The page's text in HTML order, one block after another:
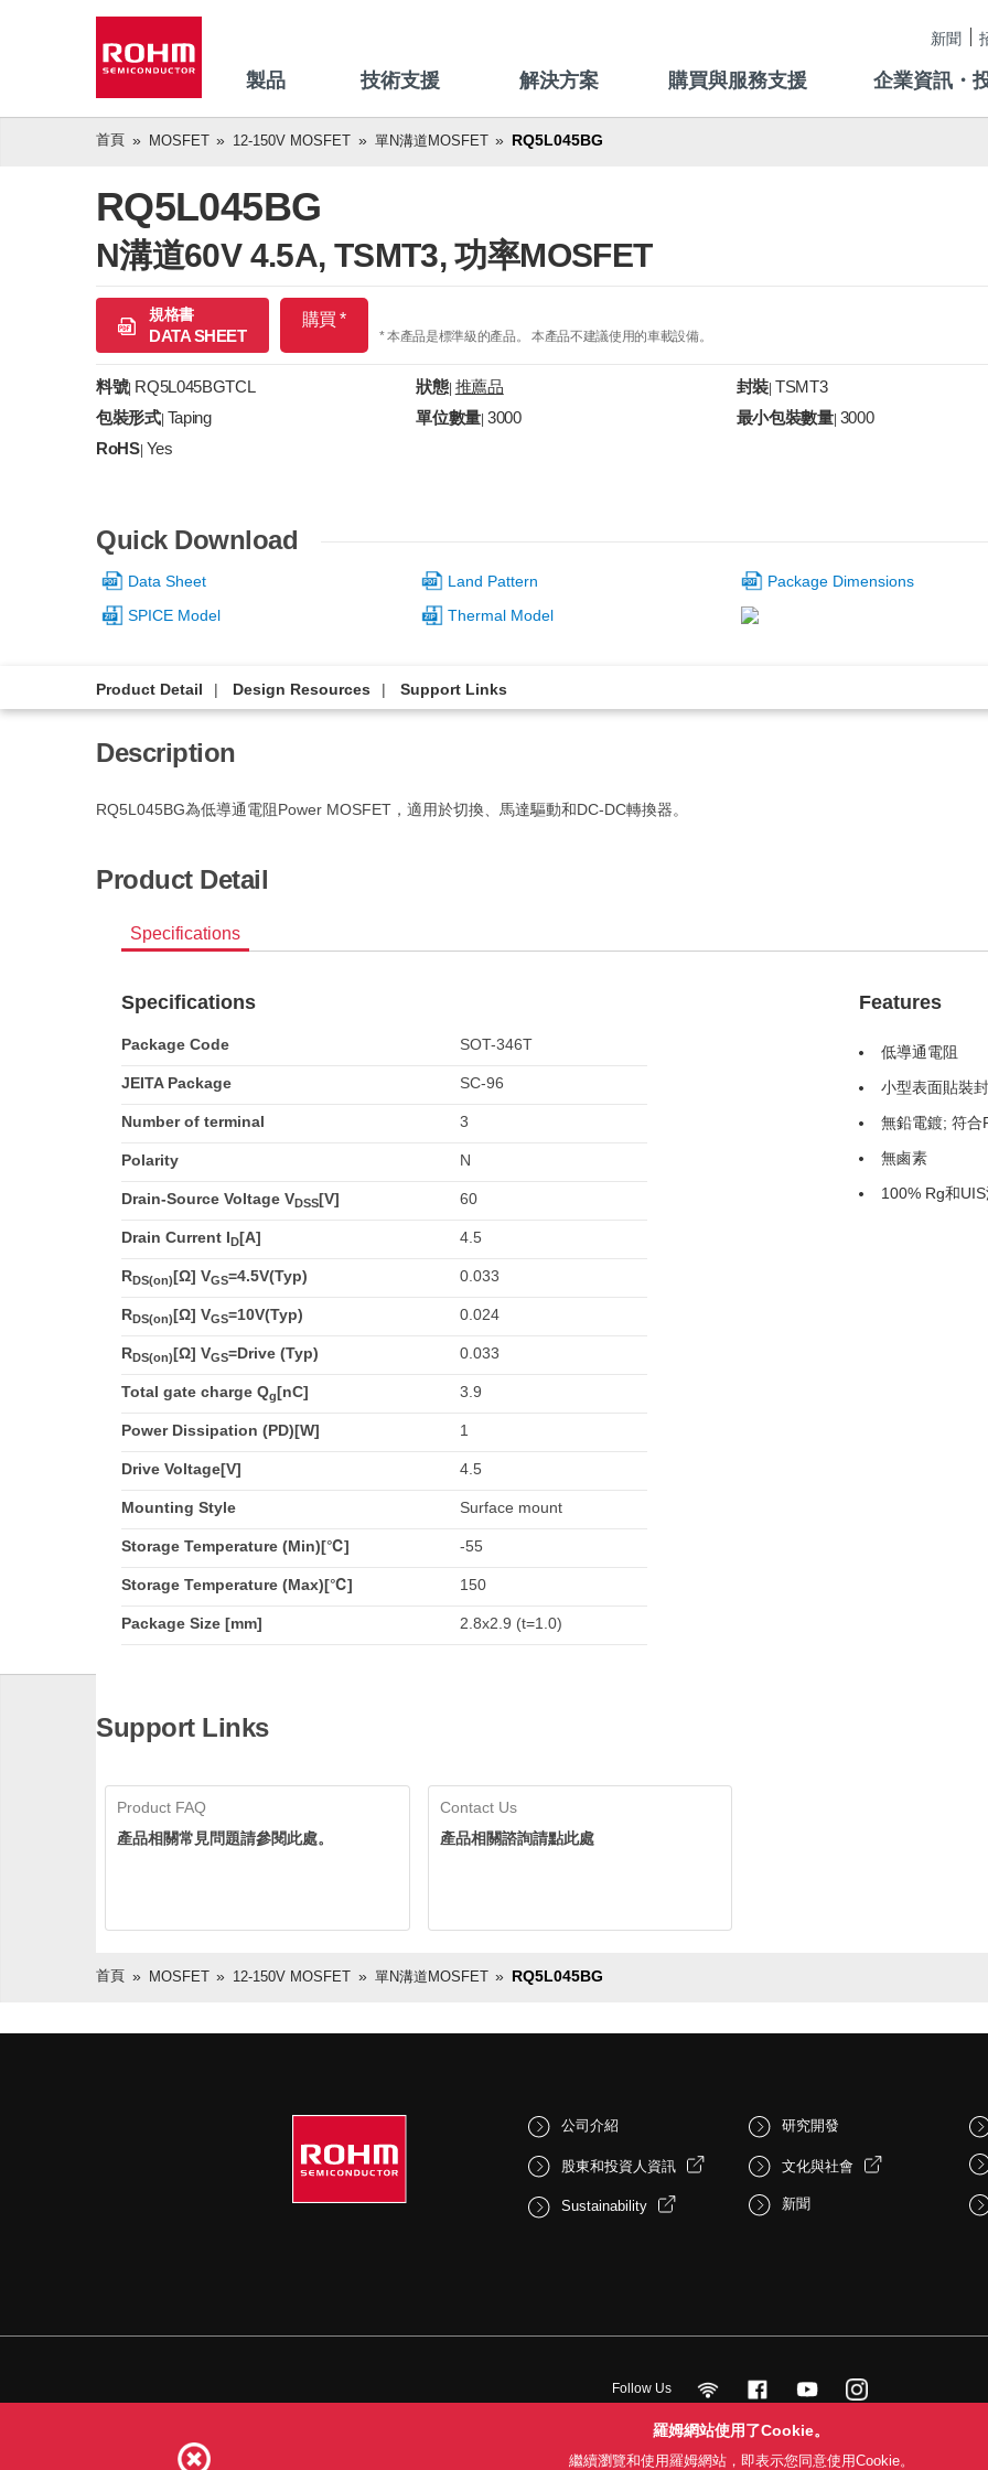
新聞
製品 技術支援 解決方案 購買與服務支援 企業資訊・
首頁 MOSFET 12-150V MOSFET 單N溝道MOSFET RQ5L045BG
RQ5L045BG
N溝道60V 4.5A, TSMT3, 功率MOSFET
規格書
DATA SHEET
購買 *
* 本產品是標準級的產品。 本產品不建議使用的車載設備。
料號| RQ5L045BGTCL 狀態| 推薦品 封裝 TSMT3
包裝形式| Taping 單位數量 |3000 最小包裝數量| 3000
RoHS| Yes
Quick Download
Data Sheet Land Pattern
Package Dimensions
SPICE Model
Thermal Model
Product Detail Design Resources Support Links
Description
RQ5L045BG為低導通電阻Power MOSFET，適用於切換、馬達驅動和DC-DC轉換器。
Product Detail
Specifications
Specifications
Package Code SOT-346T
JEITA Package SC-96
Number of terminal 3
Polarity N
Drain-Source Voltage VDSS[V] 60
Drain Current ID[A] 4.5
RDS(on)[Ω] VGS=4.5V(Typ) 0.033
RDS(on)[Ω] VGS=10V(Typ) 0.024
RDS(on)[Ω] VGS=Drive (Typ) 0.033
Total gate charge Qg[nC] 3.9
Power Dissipation (PD)[W] 1
Drive Voltage[V] 4.5
Mounting Style Surface mount
Storage Temperature (Min)[℃] -55
Storage Temperature (Max)[℃] 150
Package Size [mm] 2.8x2.9 (t=1.0)
Features
低導通電阻
小型表面貼裝
無鉛電鍍; 符合
無鹵素
100% Rg和
Support Links
Product FAQ
產品相關常見問題請參閱此處。
Contact Us
產品相關諮詢請點此處
首頁 MOSFET 12-150V MOSFET 單N溝道MOSFET RQ5L045BG
公司介紹
股東和投資人資訊
Sustainability
研究開發
文化與社會
新聞
Follow Us
利用目的 隱私權政策 網站地圖 關於本公司產品銷售之標準條
羅姆網站使用了Cookie。
繼續瀏覽和使用羅姆網站，即表示您同意使用Cookie。